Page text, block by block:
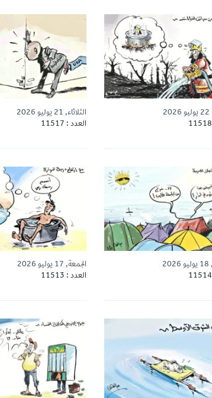
الثلاثاء, 21 يوليو 2026
العدد : 11517
الجمعة, 17 يوليو 2026
العدد : 11513